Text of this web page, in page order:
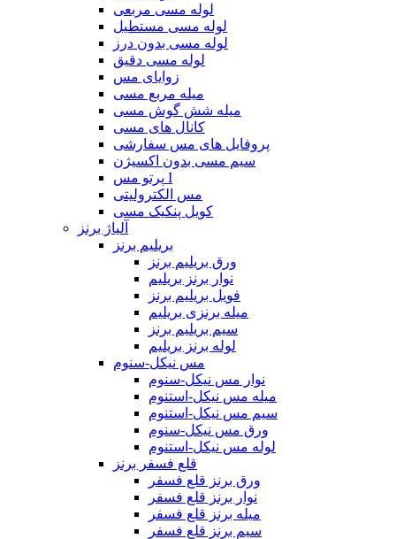
لوله مسی مربعی
لوله مسی مستطیل
لوله مسی بدون درز
لوله مسی دقیق
زوایای مس
میله مربع مسی
میله شش گوش مسی
کانال های مسی
پروفایل های مس سفارشی
سیم مسی بدون اکسیژن
پرتو مس I
مس الکترولیتی
کویل پنکیک مسی
آلیاژ برنز
بریلیم برنز
ورق بریلیم برنز
نوار برنز بریلیم
فویل بریلیم برنز
میله برنزی بریلیم
سیم بریلیم برنز
لوله برنز بریلیم
مس نیکل-سنوم
نوار مس نیکل-سنوم
میله مس نیکل-استنوم
سیم مس نیکل-استنوم
ورق مس نیکل-سنوم
لوله مس نیکل-استنوم
قلع فسفر برنز
ورق برنز قلع فسفر
نوار برنز قلع فسفر
میله برنز قلع فسفر
سیم برنز قلع فسفر